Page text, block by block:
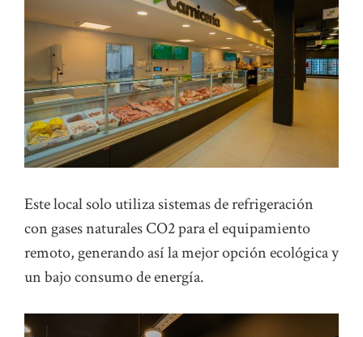
Este local solo utiliza sistemas de refrigeración
con gases naturales CO2 para el equipamiento
remoto, generando así la mejor opción ecológica y
un bajo consumo de energía.